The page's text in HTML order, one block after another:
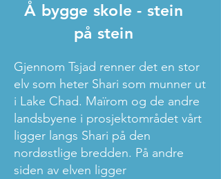
Å bygge skole - stein
på stein
Gjennom Tsjad renner det en stor
elv som heter Shari som munner ut
i Lake Chad. Maïrom og de andre
landsbyene i prosjektområdet vårt
ligger langs Shari på den
nordøstlige bredden. På andre
siden av elven ligger